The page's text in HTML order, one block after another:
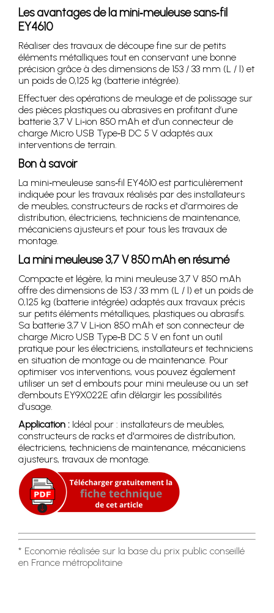
Les avantages de la mini‑meuleuse sans‑fil
EY4610
Réaliser des travaux de découpe fine sur de petits
éléments métalliques tout en conservant une bonne
précision grâce à des dimensions de 153 / 33 mm (L / l) et
un poids de 0,125 kg (batterie intégrée).
Effectuer des opérations de meulage et de polissage sur
des pièces plastiques ou abrasives en profitant d’une
batterie 3,7 V Li‑ion 850 mAh et d’un connecteur de
charge Micro USB Type‑B DC 5 V adaptés aux
interventions de terrain.
Bon à savoir
La mini‑meuleuse sans‑fil EY4610 est particulièrement
indiquée pour les travaux réalisés par des installateurs
de meubles, constructeurs de racks et d'armoires de
distribution, électriciens, techniciens de maintenance,
mécaniciens ajusteurs et pour tous les travaux de
montage.
La mini meuleuse 3,7 V 850 mAh en résumé
Compacte et légère, la mini meuleuse 3,7 V 850 mAh
offre des dimensions de 153 / 33 mm (L / l) et un poids de
0,125 kg (batterie intégrée) adaptés aux travaux précis
sur petits éléments métalliques, plastiques ou abrasifs.
Sa batterie 3,7 V Li‑ion 850 mAh et son connecteur de
charge Micro USB Type‑B DC 5 V en font un outil
pratique pour les électriciens, installateurs et techniciens
en situation de montage ou de maintenance. Pour
optimiser vos interventions, vous pouvez également
utiliser un set d embouts pour mini meuleuse ou un set
d’embouts EY9X022E afin d’élargir les possibilités
d’usage.
Application : Idéal pour : installateurs de meubles,
constructeurs de racks et d'armoires de distribution,
électriciens, techniciens de maintenance, mécaniciens
ajusteurs, travaux de montage.
* Economie réalisée sur la base du prix public conseillé
en France métropolitaine